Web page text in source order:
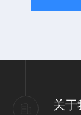
关于